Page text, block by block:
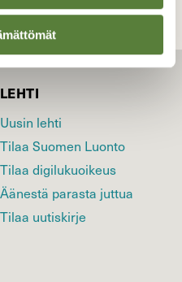
LEHTI
Uusin lehti
Tilaa Suomen Luonto
Tilaa digilukuoikeus
Äänestä parasta juttua
Tilaa uutiskirje